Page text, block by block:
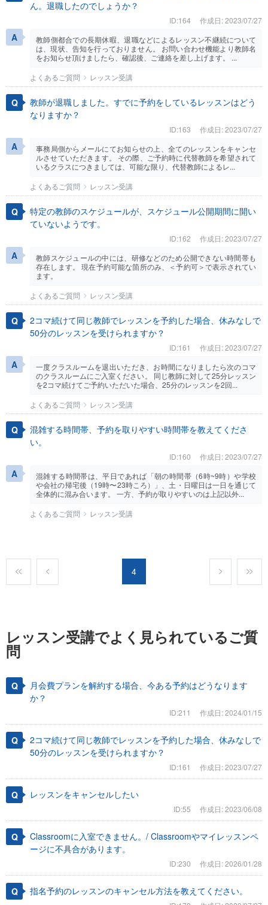
ん。退職したのでしょうか？
ID:164
作成日: 2023/07/27
教師側都合での長期休暇、退職などによるレッスン不継続について
は、現状、告知を行っておりません。 お問い合わせ機能より教師名
をお知らせ頂けましたら、確認後、ご連絡を差し上げます。 ...
よくあるご質問
レッスン受講
教師が退職しました。すでに予約をしているレッスンはどう
なりますか？
ID:163
作成日: 2023/07/27
事務局側からメールにてお知らせの上、全てのレッスンをキャンセ
ルさせていただきます。 その際、ご予約時に代替教師を希望されて
いるクラスにつきましては、可能な限り、代替教師によるレ...
よくあるご質問
レッスン受講
特定の教師のスケジュールが、スケジュール公開期間に開い
ていないようです。
ID:162
作成日: 2023/07/27
教師スケジュールの中には、研修などのため公開できない時間帯も
存在します。 現在予約可能な箇所のみ、＜予約可＞で表示されてい
ます。
よくあるご質問
レッスン受講
2コマ続けて同じ教師でレッスンを予約した場合、休みなしで
50分のレッスンを受けられますか？
ID:161
作成日: 2023/07/27
一度クラスルームを退出いただき、お時間になりましたら次のコマ
のクラスルームにご入室ください。 同じ教師に対して25分レッスン
を2コマ続けてご予約いただいた場合、25分のレッスンを2回...
よくあるご質問
レッスン受講
混雑する時間帯、予約を取りやすい時間帯を教えてくださ
い。
ID:160
作成日: 2023/07/27
混雑する時間帯は、平日であれば「朝の時間帯（6時~9時）や学校
や会社の帰宅後（19時〜23時ころ）」、土・日曜日は一日を通じて
全体的に混み合います。 一方、予約が取りやすいのは上記以外...
よくあるご質問
レッスン受講
4
レッスン受講でよく見られているご質
問
月会費プランを解約する場合、今ある予約はどうなります
か？
ID:211 作成日: 2024/01/15
2コマ続けて同じ教師でレッスンを予約した場合、休みなしで
50分のレッスンを受けられますか？
ID:161 作成日: 2023/07/27
レッスンをキャンセルしたい
ID:55 作成日: 2023/06/08
Classroomに入室できません。/ Classroomやマイレッスンペ
ージに不具合があります。
ID:230 作成日: 2026/01/28
指名予約のレッスンのキャンセル方法を教えてください。